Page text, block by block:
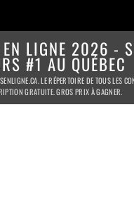
EN LIGNE 2026 -
#1 AU QUÉBEC
LE RÉPERTOIRE DE TOUS LES
GRATUITE. GROS PRIX À GAGNER.